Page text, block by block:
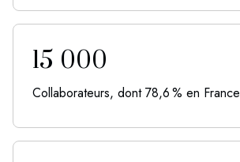
15 000
Collaborateurs, dont 78,6 % en France